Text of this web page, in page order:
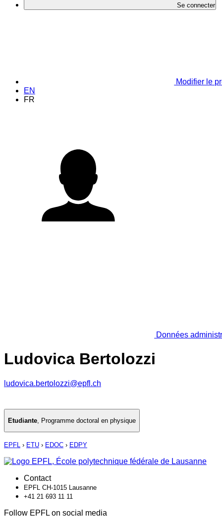
Se connecter
Modifier le
EN
FR
Données
Ludovica Bertolozzi
ludovica.bertolozzi@epfl.ch
Etudiante, Programme doctoral en physique
EPFL › ETU › EDOC › EDPY
Contact
EPFL CH-1015 Lausanne
+41 21 693 11 11
Follow EPFL on social media